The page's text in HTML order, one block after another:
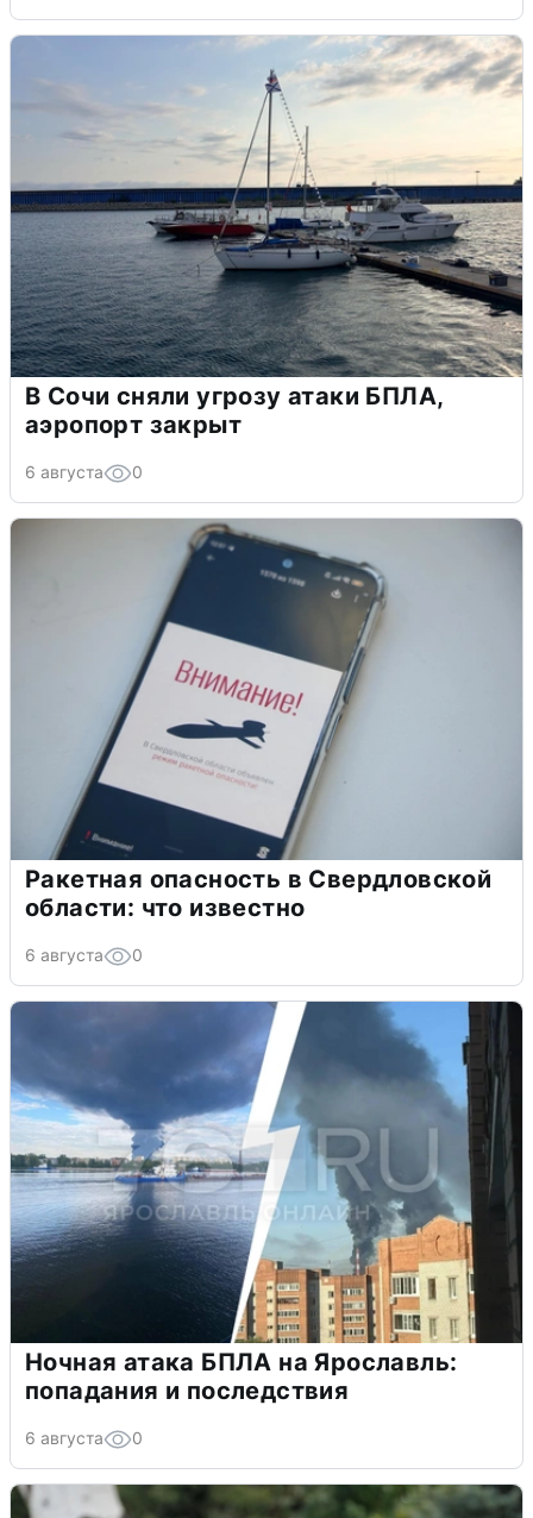
В Сочи сняли угрозу атаки БПЛА,
аэропорт закрыт
6 августа 0
Ракетная опасность в Свердловской
области: что известно
6 августа 0
Ночная атака БПЛА на Ярославль:
попадания и последствия
6 августа 0